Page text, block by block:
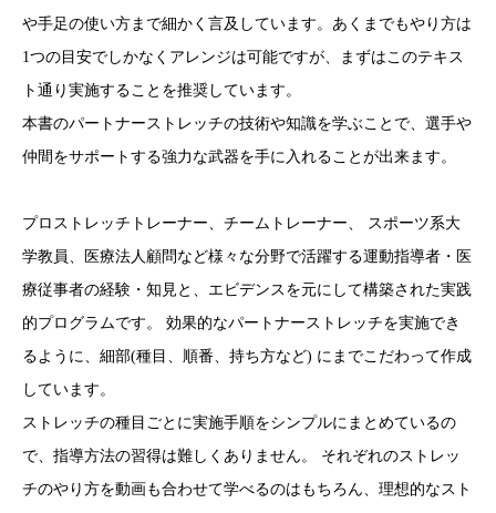
や手足の使い方まで細かく言及しています。あくまでもやり方は
1つの目安でしかなくアレンジは可能ですが、まずはこのテキス
ト通り実施することを推奨しています。
本書のパートナーストレッチの技術や知識を学ぶことで、選手や
仲間をサポートする強力な武器を手に入れることが出来ます。
プロストレッチトレーナー、チームトレーナー、 スポーツ系大
学教員、医療法人顧問など様々な分野で活躍する運動指導者・医
療従事者の経験・知見と、エビデンスを元にして構築された実践
的プログラムです。 効果的なパートナーストレッチを実施でき
るように、細部(種目、順番、持ち方など) にまでこだわって作成
しています。
ストレッチの種目ごとに実施手順をシンプルにまとめているの
で、指導方法の習得は難しくありません。 それぞれのストレッ
チのやり方を動画も合わせて学べるのはもちろん、理想的なスト